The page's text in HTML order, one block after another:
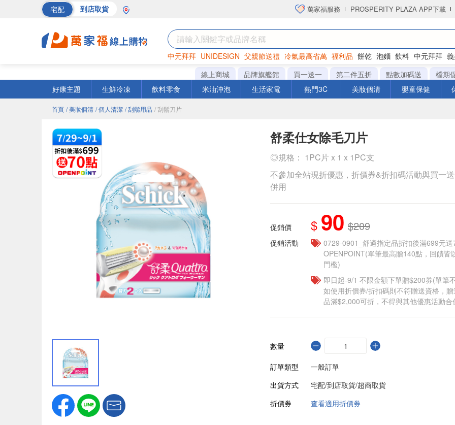
宅配 到店取貨 萬家福服務 PROSPERITY PLAZA APP下載
中元拜拜 UNIDESIGN 父親節送禮 冷氣最高省萬 福利品 餅乾 泡麵 飲料 中元拜拜
罐頭 海苔 洋芋片
線上商城 品牌旗艦館 買一送一 第二件五折 點數加碼送
檔期
好康主題
生鮮冷凍 飲料零食 米油沖泡 生活家電 熱門3C 美妝個清 嬰童保健
首頁 / 美妝個清 / 個人清潔 / 刮鬍用品 / 刮鬍刀片
舒柔仕女除毛刀片
◎規格： 1PC片 x 1 x 1PC支
不參加全站現折優惠，折價券&折扣碼活動與買一
併用
促銷價 $ 90 $209
促銷活動
0729-0901_舒適指定品折扣後滿699元送
OPENPOINT(單筆最高贈140點，回饋皆
門檻)
即日起-9/1 不限金額下單贈$200券(單筆
如使用折價券/折扣碼則不符贈送資格，
品滿$2,000可折，不得與其他優惠活動合
數量
訂單類型
一般訂單
出貨方式
宅配/到店取貨/超商取貨
折價券
查看適用折價券